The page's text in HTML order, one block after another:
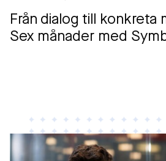
Från dialog till konkreta
Sex månader med